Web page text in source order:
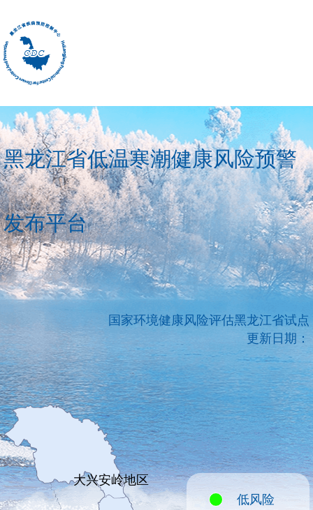
黑龙江省低温寒潮健康风险预警
发布平台
国家环境健康风险评估黑龙江省试点
更新日期：
大兴安岭地区
低风险